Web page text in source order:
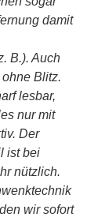
damit
B.). Auch
Blitz.
lesbar,
nur mit
Der
ist bei
nützlich.
wir sofort